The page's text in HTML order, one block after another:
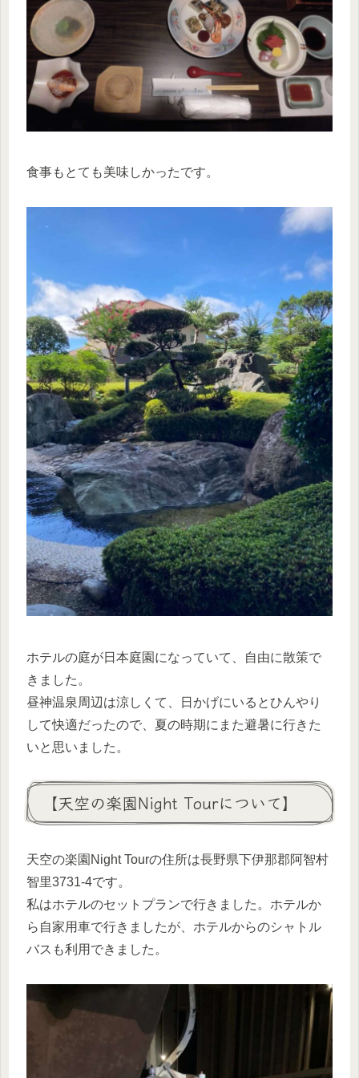
食事もとても美味しかったです。
ホテルの庭が日本庭園になっていて、自由に散策で
きました。
昼神温泉周辺は涼しくて、日かげにいるとひんやり
して快適だったので、夏の時期にまた避暑に行きた
いと思いました。
【天空の楽園Night Tourについて】
天空の楽園Night Tourの住所は長野県下伊那郡阿智村
智里3731-4です。
私はホテルのセットプランで行きました。ホテルか
ら自家用車で行きましたが、ホテルからのシャトル
バスも利用できました。